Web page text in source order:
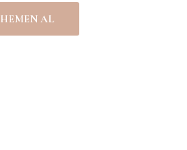
HEMEN AL